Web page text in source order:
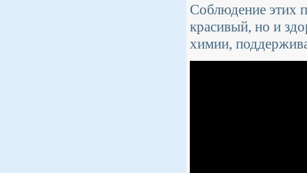
Соблюдение этих
красивый, но и
химии,